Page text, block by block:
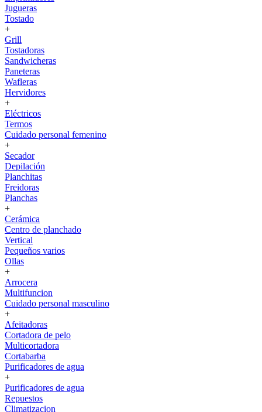
Jugueras
Tostado
+
Grill
Tostadoras
Sandwicheras
Paneteras
Wafleras
Hervidores
+
Eléctricos
Termos
Cuidado personal femenino
+
Secador
Depilación
Planchitas
Freidoras
Planchas
+
Cerámica
Centro de planchado
Vertical
Pequeños varios
Ollas
+
Arrocera
Multifuncion
Cuidado personal masculino
+
Afeitadoras
Cortadora de pelo
Multicortadora
Cortabarba
Purificadores de agua
+
Purificadores de agua
Repuestos
Climatizacion